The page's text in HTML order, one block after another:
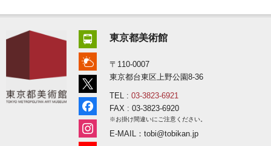
東京都美術館
〒110-0007
東京都台東区上野公園8-36
TEL : 03-3823-6921
FAX : 03-3823-6920
※お掛け間違いにご注意ください。
E-MAIL：tobi@tobikan.jp